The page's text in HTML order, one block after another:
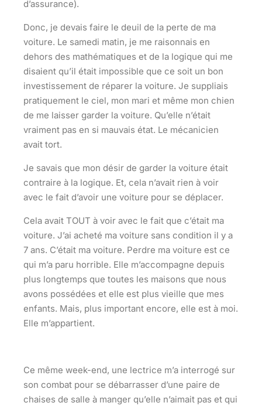
d’assurance).
Donc, je devais faire le deuil de la perte de ma
voiture. Le samedi matin, je me raisonnais en
dehors des mathématiques et de la logique qui me
disaient qu’il était impossible que ce soit un bon
investissement de réparer la voiture. Je suppliais
pratiquement le ciel, mon mari et même mon chien
de me laisser garder la voiture. Qu’elle n’était
vraiment pas en si mauvais état. Le mécanicien
avait tort.
Je savais que mon désir de garder la voiture était
contraire à la logique. Et, cela n’avait rien à voir
avec le fait d’avoir une voiture pour se déplacer.
Cela avait TOUT à voir avec le fait que c’était ma
voiture. J’ai acheté ma voiture sans condition il y a
7 ans. C’était ma voiture. Perdre ma voiture est ce
qui m’a paru horrible. Elle m’accompagne depuis
plus longtemps que toutes les maisons que nous
avons possédées et elle est plus vieille que mes
enfants. Mais, plus important encore, elle est à moi.
Elle m’appartient.
Ce même week-end, une lectrice m’a interrogé sur
son combat pour se débarrasser d’une paire de
chaises de salle à manger qu’elle n’aimait pas et qui